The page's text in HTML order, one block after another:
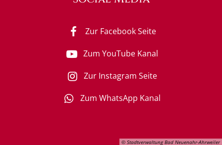
© Stadtverwaltung Bad Neuenahr-Ahrweiler
Zur Facebook Seite
Zum YouTube Kanal
Zur Instagram Seite
Zum WhatsApp Kanal